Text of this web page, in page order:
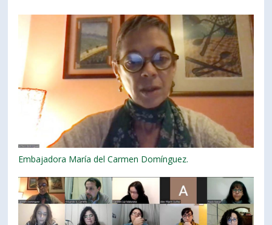
Embajadora María del Carmen Domínguez.